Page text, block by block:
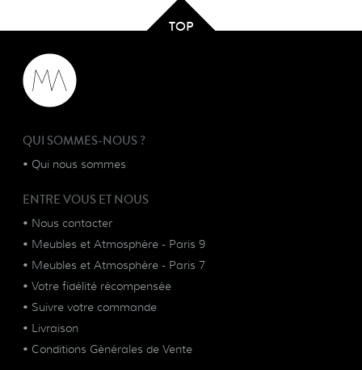
TOP
QUI SOMMES-NOUS ?
• Qui nous sommes
ENTRE VOUS ET NOUS
• Nous contacter
• Meubles et Atmosphère - Paris 9
• Meubles et Atmosphère - Paris 7
• Votre fidélité récompensée
• Suivre votre commande
• Livraison
• Conditions Générales de Vente